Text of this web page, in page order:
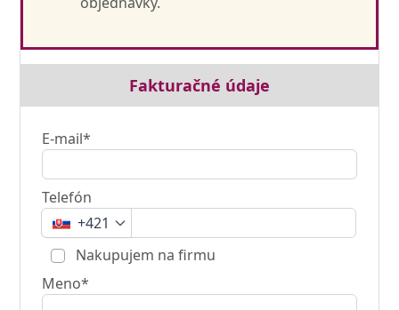
Fakturačné údaje
E-mail*
Telefón
+421
Nakupujem na firmu
Meno*